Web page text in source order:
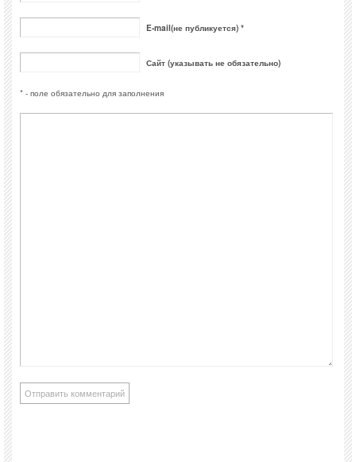
E-mail(не публикуется) *
Сайт (указывать не обязательно)
* - поле обязательно для заполнения